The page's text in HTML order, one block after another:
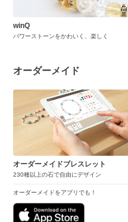
winQ
パワーストーンをかわいく、楽しく
オーダーメイド
オーダーメイドブレスレット
230種以上の石で自由にデザイン
オーダーメイドをアプリでも！